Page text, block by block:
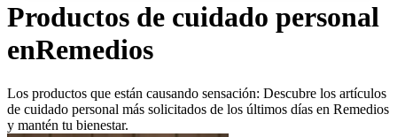
Productos de cuidado personal
enRemedios
Los productos que están causando sensación: Descubre los artículos
de cuidado personal más solicitados de los últimos días en Remedios
y mantén tu bienestar.